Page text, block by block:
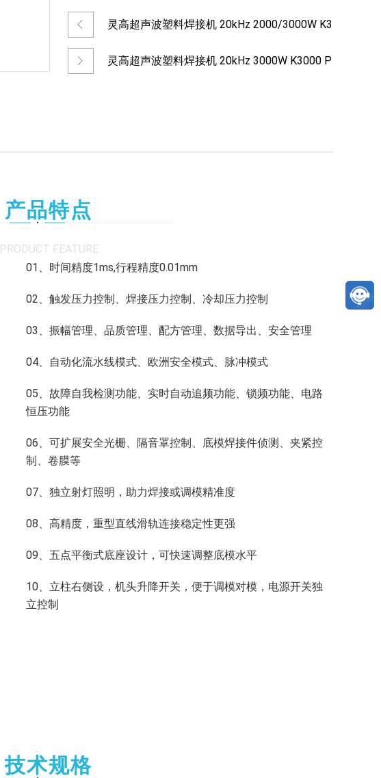
灵高超声波塑料焊接机 20kHz 2000/3000W K3
灵高超声波塑料焊接机 20kHz 3000W K3000 P
产品特点
PRODUCT FEATURE
01、时间精度1ms,行程精度0.01mm
02、触发压力控制、焊接压力控制、冷却压力控制
03、振幅管理、品质管理、配方管理、数据导出、安全管理
04、自动化流水线模式、欧洲安全模式、脉冲模式
05、故障自我检测功能、实时自动追频功能、锁频功能、电路
恒压功能
06、可扩展安全光栅、隔音罩控制、底模焊接件侦测、夹紧控
制、卷膜等
07、独立射灯照明，助力焊接或调模精准度
08、高精度，重型直线滑轨连接稳定性更强
09、五点平衡式底座设计，可快速调整底模水平
10、立柱右侧设，机头升降开关，便于调模对模，电源开关独
立控制
技术规格